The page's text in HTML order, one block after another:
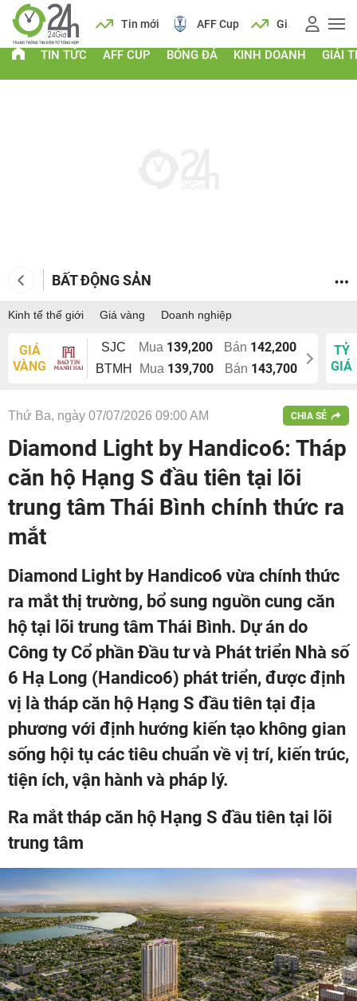
Lịch Tin mới AFF Cup Giá vàng
TIN TỨC AFF CUP BÓNG ĐÁ KINH DOANH GIẢI
BẤT ĐỘNG SẢN
Kinh tế thế giới Giá vàng Doanh nghiệp
GIÁ
VÀNG
SJC Mua 139,200 Bán 142,200
BTMH Mua 139,700 Bán 143,700
TỶ
GIÁ
Thứ Ba, ngày 07/07/2026 09:00 AM CHIA SẺ
Diamond Light by Handico6: Tháp
căn hộ Hạng S đầu tiên tại lõi
trung tâm Thái Bình chính thức ra
mắt
Diamond Light by Handico6 vừa chính thức
ra mắt thị trường, bổ sung nguồn cung căn
hộ tại lõi trung tâm Thái Bình. Dự án do
Công ty Cổ phần Đầu tư và Phát triển Nhà số
6 Hạ Long (Handico6) phát triển, được định
vị là tháp căn hộ Hạng S đầu tiên tại địa
phương với định hướng kiến tạo không gian
sống hội tụ các tiêu chuẩn về vị trí, kiến trúc,
tiện ích, vận hành và pháp lý.
Ra mắt tháp căn hộ Hạng S đầu tiên tại lõi
trung tâm